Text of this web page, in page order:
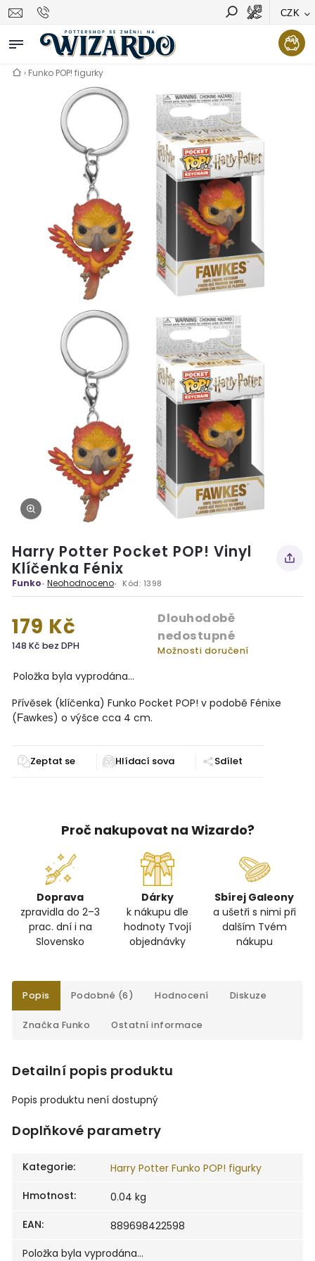
CZK
Vyhledávání Hledat
› Funko POP! figurky
Harry Potter Pocket POP! Vinyl
Klíčenka Fénix
Funko Neohodnoceno Kód: 1398
179 Kč
148 Kč bez DPH
Dlouhodobě
nedostupné
Možnosti doručení
Položka byla vyprodána…
Přívěsek (klíčenka) Funko Pocket POP! v podobě Fénixe
(Fawkes) o výšce cca 4 cm.
Zeptat se Sdílet
Proč nakupovat na Wizardo?
Doprava
zpravidla do 2–3
prac. dní i na
Slovensko
Dárky
k nákupu dle
hodnoty Tvojí
objednávky
Sbírej Galeony
a ušetři s nimi při
dalším Tvém
nákupu
Popis Podobné (6) Hodnocení Diskuze
Značka Funko Ostatní informace
Detailní popis produktu
Popis produktu není dostupný
Doplňkové parametry
Kategorie:
Harry Potter Funko POP! figurky
Hmotnost:
0.04 kg
EAN:
889698422598
Položka byla vyprodána…